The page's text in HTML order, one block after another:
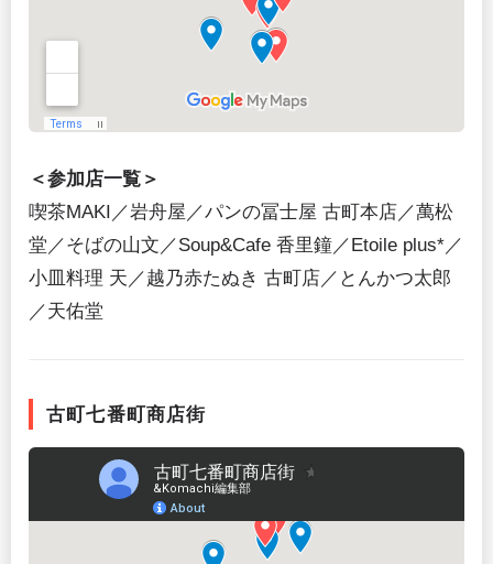
＜参加店一覧＞
喫茶MAKI／岩舟屋／パンの冨士屋 古町本店／萬松
堂／そばの山文／Soup&Cafe 香里鐘／Etoile plus*／
小皿料理 天／越乃赤たぬき 古町店／とんかつ太郎
／天佑堂
古町七番町商店街